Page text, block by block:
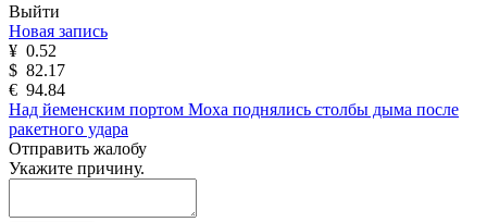
Выйти
Новая запись
¥ 0.52
$ 82.17
€ 94.84
Над йеменским портом Моха поднялись столбы дыма после
ракетного удара
Отправить жалобу
Укажите причину.